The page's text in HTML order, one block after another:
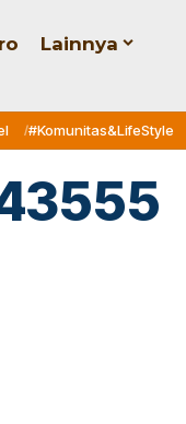
Lainnya
#Komunitas&LifeStyle